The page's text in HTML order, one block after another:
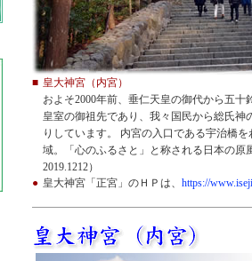
■ 皇大神宮（内宮）
およそ2000年前、垂仁天皇の御代から五
皇室の御祖先であり、我々国民から総氏
りしています。 内宮の入口である宇治橋
域。「心のふるさと」と称される日本の
2019.1212）
● 皇大神宮「正宮」のＨＰは、 https://